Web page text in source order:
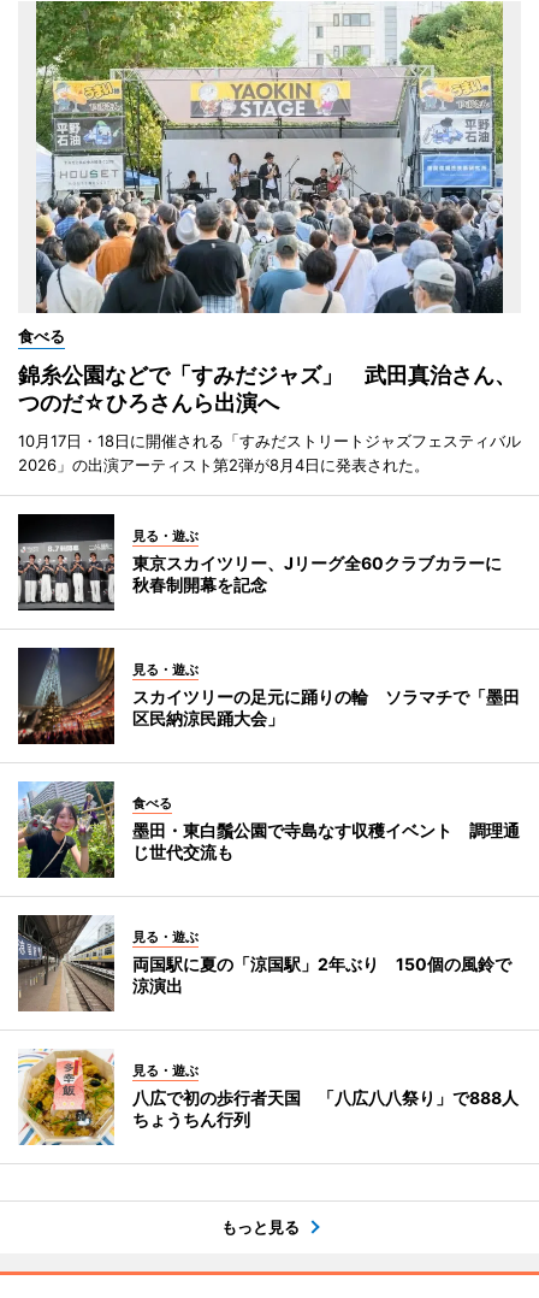
食べる
錦糸公園などで「すみだジャズ」 武田真治さん、
つのだ☆ひろさんら出演へ
10月17日・18日に開催される「すみだストリートジャズフェスティバル
2026」の出演アーティスト第2弾が8月4日に発表された。
見る・遊ぶ
東京スカイツリー、Jリーグ全60クラブカラーに
秋春制開幕を記念
見る・遊ぶ
スカイツリーの足元に踊りの輪 ソラマチで「墨田
区民納涼民踊大会」
食べる
墨田・東白鬚公園で寺島なす収穫イベント 調理通
じ世代交流も
見る・遊ぶ
両国駅に夏の「涼国駅」2年ぶり 150個の風鈴で
涼演出
見る・遊ぶ
八広で初の歩行者天国 「八広八八祭り」で888人
ちょうちん行列
もっと見る